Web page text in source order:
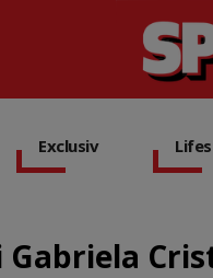
Exclusiv
Gabriela